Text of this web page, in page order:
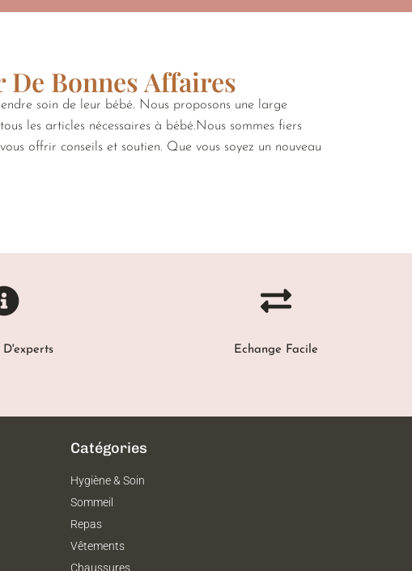
De Bonnes Affaires
soin de leur bébé. Nous proposons une large
les articles nécessaires à bébé.Nous sommes fiers
offrir conseils et soutien. Que vous soyez un nouveau
D'experts Echange Facile
Catégories
Hygiène & Soin
Sommeil
Repas
Vêtements
Chaussures